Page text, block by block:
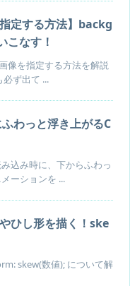
指定する方法】backg
なす！
像を指定する方法を解説
必ず出て ...
わっと浮き上がるC
込み時に、下からふわっ
ーションを ...
やひし形を描く！ske
skew(数値); について解